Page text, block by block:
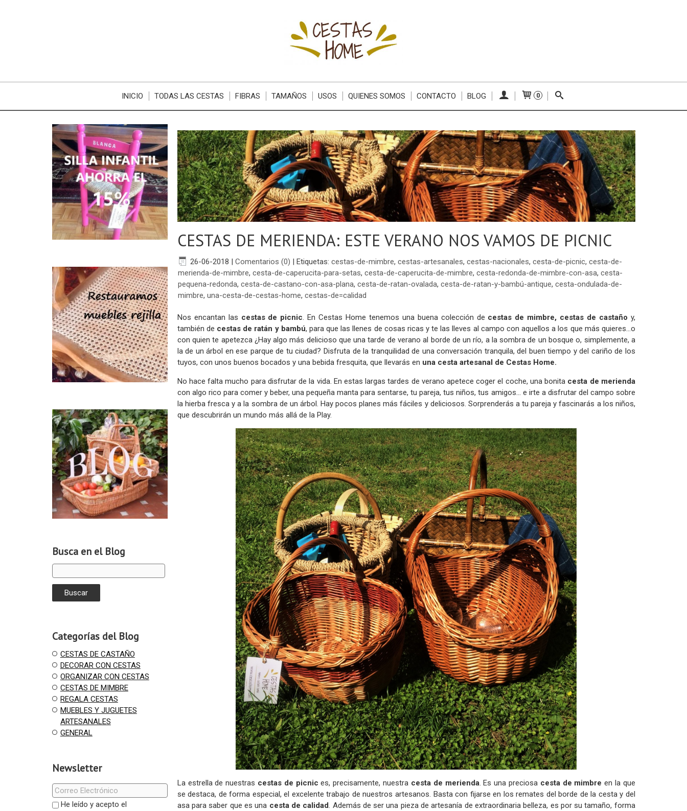
INICIO TODAS LAS CESTAS FIBRAS TAMAÑOS USOS QUIENES SOMOS CONTACTO BLOG 0
Busca en el Blog
Categorías del Blog
CESTAS DE CASTAÑO
DECORAR CON CESTAS
ORGANIZAR CON CESTAS
CESTAS DE MIMBRE
REGALA CESTAS
MUEBLES Y JUGUETES
ARTESANALES
GENERAL
Newsletter
He leído y acepto el
CESTAS DE MERIENDA: ESTE VERANO NOS VAMOS DE PICNIC
26-06-2018 | Comentarios (0) | Etiquetas: cestas-de-mimbre, cestas-artesanales, cestas-nacionales, cesta-de-picnic, cesta-de-
merienda-de-mimbre, cesta-de-caperucita-para-setas, cesta-de-caperucita-de-mimbre, cesta-redonda-de-mimbre-con-asa, cesta-
pequena-redonda, cesta-de-castano-con-asa-plana, cesta-de-ratan-ovalada, cesta-de-ratan-y-bambú-antique, cesta-ondulada-de-
mimbre, una-cesta-de-cestas-home, cestas-de=calidad
Nos encantan las cestas de picnic. En Cestas Home tenemos una buena colección de cestas de mimbre, cestas de castaño y,
también de cestas de ratán y bambú, para que las llenes de cosas ricas y te las lleves al campo con aquellos a los que más quieres...o
con quien te apetezca ¿Hay algo más delicioso que una tarde de verano al borde de un río, a la sombra de un bosque o, simplemente, a
la de un árbol en ese parque de tu ciudad? Disfruta de la tranquilidad de una conversación tranquila, del buen tiempo y del cariño de los
tuyos, con unos buenos bocados y una bebida fresquita, que llevarás en una cesta artesanal de Cestas Home.
No hace falta mucho para disfrutar de la vida. En estas largas tardes de verano apetece coger el coche, una bonita cesta de merienda
con algo rico para comer y beber, una pequeña manta para sentarse, tu pareja, tus niños, tus amigos... e irte a disfrutar del campo sobre
la hierba fresca y a la sombra de un árbol. Hay pocos planes más fáciles y deliciosos. Sorprenderás a tu pareja y fascinarás a los niños,
que descubrirán un mundo más allá de la Play.
La estrella de nuestras cestas de picnic es, precisamente, nuestra cesta de merienda. Es una preciosa cesta de mimbre en la que
se destaca, de forma especial, el excelente trabajo de nuestros artesanos. Basta con fijarse en los remates del borde de la cesta y del
asa para saber que es una cesta de calidad. Además de ser una pieza de artesanía de extraordinaria belleza, es por su tamaño, forma